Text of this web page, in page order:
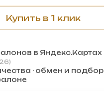
Купить в 1 клик
в Яндекс.Картах
· обмен и подбор